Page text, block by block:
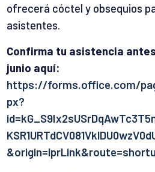
ofrecerá cóctel y obsequios
asistentes.
Confirma tu asistencia
junio aquí:
https://forms.office.com/
px?